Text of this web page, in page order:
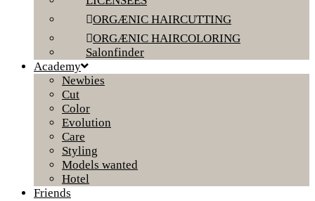
ORGÆNIC HAIRCUTTING
ORGÆNIC HAIRCOLORING
Salonfinder
Academy
Newbies
Cut
Color
Evolution
Care
Styling
Models wanted
Hotel
Friends